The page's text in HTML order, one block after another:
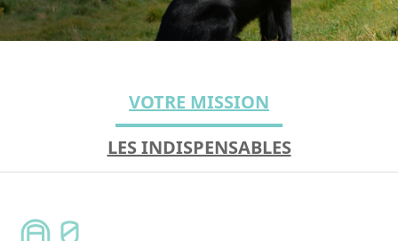
VOTRE MISSION
LES INDISPENSABLES